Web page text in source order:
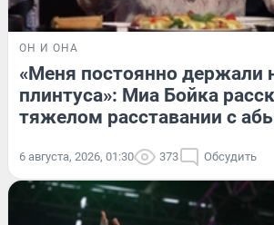
ОН И ОНА
«Меня постоянно держали
плинтуса»: Миа Бойка
тяжелом расставании с
6 августа, 2026, 01:30 373 Обсудить